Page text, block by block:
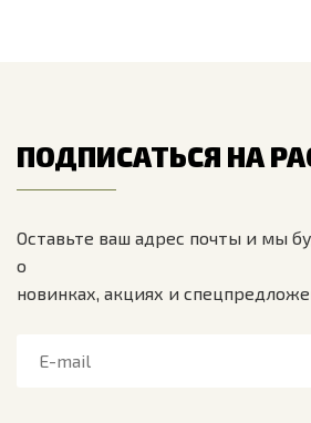
ПОДПИСАТЬСЯ НА
Оставьте ваш адрес почты и мы
о
новинках, акциях и